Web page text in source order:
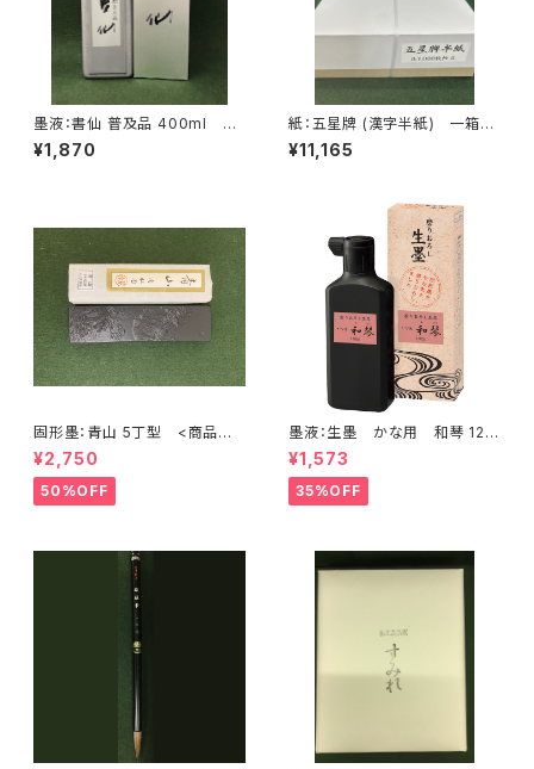
墨液：書仙 普及品 400ml <
商品番号1123>
¥1,870
紙：五星牌 (漢字半紙) 一箱10
00枚入 <商品番号1806>
¥11,165
固形墨：青山 5丁型 <商品番
号1151>
¥2,750
50%OFF
墨液：生墨 かな用 和琴 120
ｇ 呉竹 <商品番号1177>
¥1,573
35%OFF